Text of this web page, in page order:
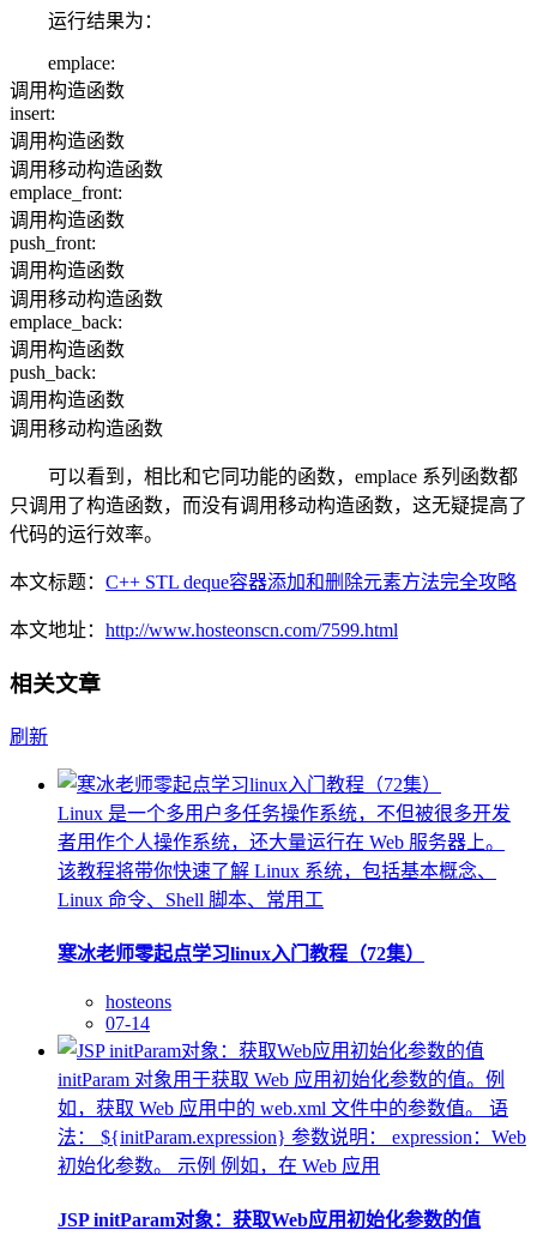
运行结果为：
emplace:
调用构造函数
insert:
调用构造函数
调用移动构造函数
emplace_front:
调用构造函数
push_front:
调用构造函数
调用移动构造函数
emplace_back:
调用构造函数
push_back:
调用构造函数
调用移动构造函数
可以看到，相比和它同功能的函数，emplace 系列函数都
只调用了构造函数，而没有调用移动构造函数，这无疑提高了
代码的运行效率。
本文标题： C++ STL deque容器添加和删除元素方法完全攻略
本文地址： http://www.hosteonscn.com/7599.html
相关文章
刷新
Linux 是一个多用户多任务操作系统，不但被很多开发
者用作个人操作系统，还大量运行在 Web 服务器上。
该教程将带你快速了解 Linux 系统，包括基本概念、
Linux 命令、Shell 脚本、常用工
寒冰老师零起点学习linux入门教程（72集）
hosteons
07-14
initParam 对象用于获取 Web 应用初始化参数的值。例
如，获取 Web 应用中的 web.xml 文件中的参数值。 语
法： ${initParam.expression} 参数说明： expression：Web
初始化参数。 示例 例如，在 Web 应用
JSP initParam对象：获取Web应用初始化参数的值